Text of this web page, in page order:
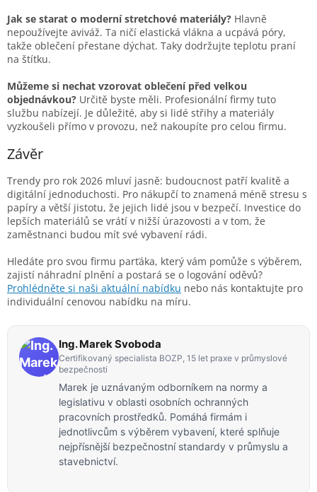
Jak se starat o moderní stretchové materiály? Hlavně
nepoužívejte aviváž. Ta ničí elastická vlákna a ucpává póry,
takže oblečení přestane dýchat. Taky dodržujte teplotu praní
na štítku.
Můžeme si nechat vzorovat oblečení před velkou
objednávkou? Určitě byste měli. Profesionální firmy tuto
službu nabízejí. Je důležité, aby si lidé střihy a materiály
vyzkoušeli přímo v provozu, než nakoupíte pro celou firmu.
Závěr
Trendy pro rok 2026 mluví jasně: budoucnost patří kvalitě a
digitální jednoduchosti. Pro nákupčí to znamená méně stresu s
papíry a větší jistotu, že jejich lidé jsou v bezpečí. Investice do
lepších materiálů se vrátí v nižší úrazovosti a v tom, že
zaměstnanci budou mít své vybavení rádi.
Hledáte pro svou firmu parťáka, který vám pomůže s výběrem,
zajistí náhradní plnění a postará se o logování oděvů?
Prohlédněte si naši aktuální nabídku nebo nás kontaktujte pro
individuální cenovou nabídku na míru.
Ing. Marek Svoboda
Certifikovaný specialista BOZP, 15 let praxe v průmyslové
bezpečnosti
Marek je uznávaným odborníkem na normy a
legislativu v oblasti osobních ochranných
pracovních prostředků. Pomáhá firmám i
jednotlivcům s výběrem vybavení, které splňuje
nejpřísnější bezpečnostní standardy v průmyslu a
stavebnictví.